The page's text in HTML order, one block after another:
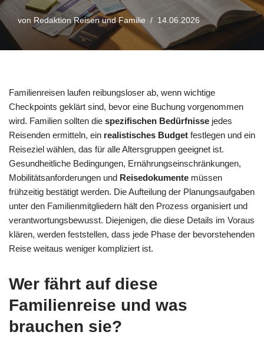
von Redaktion Reisen und Familie 14.06.2026
Familienreisen laufen reibungsloser ab, wenn wichtige
Checkpoints geklärt sind, bevor eine Buchung vorgenommen
wird. Familien sollten die spezifischen Bedürfnisse jedes
Reisenden ermitteln, ein realistisches Budget festlegen und ein
Reiseziel wählen, das für alle Altersgruppen geeignet ist.
Gesundheitliche Bedingungen, Ernährungseinschränkungen,
Mobilitätsanforderungen und Reisedokumente müssen
frühzeitig bestätigt werden. Die Aufteilung der Planungsaufgaben
unter den Familienmitgliedern hält den Prozess organisiert und
verantwortungsbewusst. Diejenigen, die diese Details im Voraus
klären, werden feststellen, dass jede Phase der bevorstehenden
Reise weitaus weniger kompliziert ist.
Wer fährt auf diese
Familienreise und was
brauchen sie?